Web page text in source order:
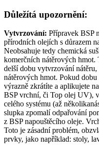
Důležítá upozornění:
Vytvrzování: Přípravek BSP
přírodních olejích s důrazem
Neobsahuje tedy chemická
komerčních nátěrových
delší dobu vytvrzování
nátěrových hmot. Pokud
výrazně zkrátíte a aplikujete
BSP vrchní, či Top olej UV),
celého systému (až
slupka zpomalí odpařování
z BSP napouštěcího oleje.
Toto je zásadní problém,
prvky, jako například: stoly,